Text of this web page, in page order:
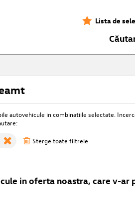
Lista de
autovehicule in combinatiile selectate.
Sterge toate filtrele
in oferta noastra, care v-ar